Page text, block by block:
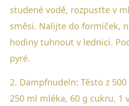
studené vodě, rozpusťte v
směsi. Nalijte do formiček,
hodiny tuhnout v lednici.
pyré.
2. Dampfnudeln: Těsto z
250 ml mléka, 60 g cukru, 1